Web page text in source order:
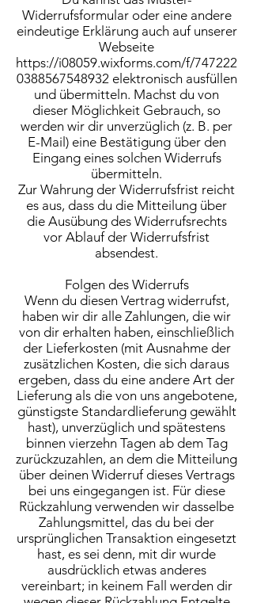
Widerrufsformular oder eine andere
eindeutige Erklärung auch auf unserer
Webseite
https://i08059.wixforms.com/f/747222
0388567548932 elektronisch ausfüllen
und übermitteln. Machst du von
dieser Möglichkeit Gebrauch, so
werden wir dir unverzüglich (z. B. per
E-Mail) eine Bestätigung über den
Eingang eines solchen Widerrufs
übermitteln.
Zur Wahrung der Widerrufsfrist reicht
es aus, dass du die Mitteilung über
die Ausübung des Widerrufsrechts
vor Ablauf der Widerrufsfrist
absendest.
Folgen des Widerrufs
Wenn du diesen Vertrag widerrufst,
haben wir dir alle Zahlungen, die wir
von dir erhalten haben, einschließlich
der Lieferkosten (mit Ausnahme der
zusätzlichen Kosten, die sich daraus
ergeben, dass du eine andere Art der
Lieferung als die von uns angebotene,
günstigste Standardlieferung gewählt
hast), unverzüglich und spätestens
binnen vierzehn Tagen ab dem Tag
zurückzuzahlen, an dem die Mitteilung
über deinen Widerruf dieses Vertrags
bei uns eingegangen ist. Für diese
Rückzahlung verwenden wir dasselbe
Zahlungsmittel, das du bei der
ursprünglichen Transaktion eingesetzt
hast, es sei denn, mit dir wurde
ausdrücklich etwas anderes
vereinbart; in keinem Fall werden dir